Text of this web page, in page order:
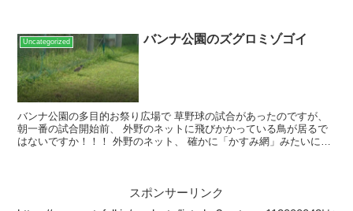
Uncategorized バンナ公園のズグロミゾゴイ
バンナ公園の多目的お祭り広場で 草野球の試合があったのですが、
朝一番の試合開始前、 外野のネットに飛びかかっている鳥が居るで
はないですか！！！ 外野のネット、 確かに「かすみ網」みたいに視
スポンサーリンク